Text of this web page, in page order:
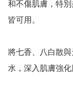
和不傷肌膚，特
皆可用。
將七香、八白散
水，深入肌膚強化